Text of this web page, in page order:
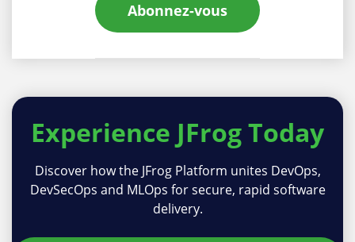
Abonnez-vous
Experience JFrog Today
Discover how the JFrog Platform unites DevOps,
DevSecOps and MLOps for secure, rapid software
delivery.